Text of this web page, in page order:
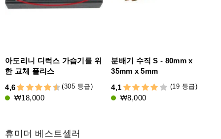
아도리니 디럭스 가습기를 위
한 교체 플리스
4,6
(305 등급)
₩18,000
분배기 수직 S - 80mm x
35mm x 5mm
4,1
(19 등급)
₩8,000
휴미더 베스트셀러